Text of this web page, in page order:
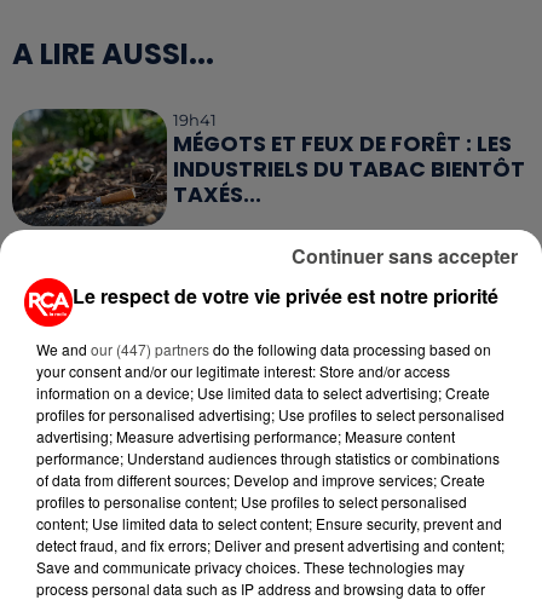
A LIRE AUSSI...
19h41
MÉGOTS ET FEUX DE FORÊT : LES
INDUSTRIELS DU TABAC BIENTÔT
TAXÉS...
CANICULE : POURQUOI LES
BOUTEILLES D'EAU
5 août 2026
MANGER SAINEMENT COÛTE 25 %
PLUS CHER QU'IL Y A CINQ ANS,
ALERTE L’ONU
5 août 2026
QUELLES SONT LES MARQUES QUI
OFFRENT LE MEILLEUR RAPPORT...
Le respect de votre vie privée est notre priorité
We and our (447) partnersdo the following data processing based on
your consent and/or our legitimate interest: Store and/or access
information on a device; Use limited data to select advertising; Create
profiles for personalised advertising; Use profiles to select personalised
advertising; Measure advertising performance; Measure content
performance; Understand audiences through statistics or combinations
of data from different sources; Develop and improve services; Create
profiles to personalise content; Use profiles to select personalised
content; Use limited data to select content; Ensure security, prevent and
detect fraud, and fix errors; Deliver and present advertising and content;
Save and communicate privacy choices. These technologies may
process personal data such as IP address and browsing data to offer
Continuer sans accepter